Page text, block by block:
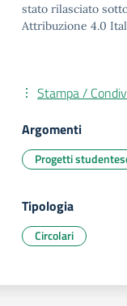
stato rilasciato
Attribuzione 4.0
Stampa /
Argomenti
Progetti
Tipologia
Circolari